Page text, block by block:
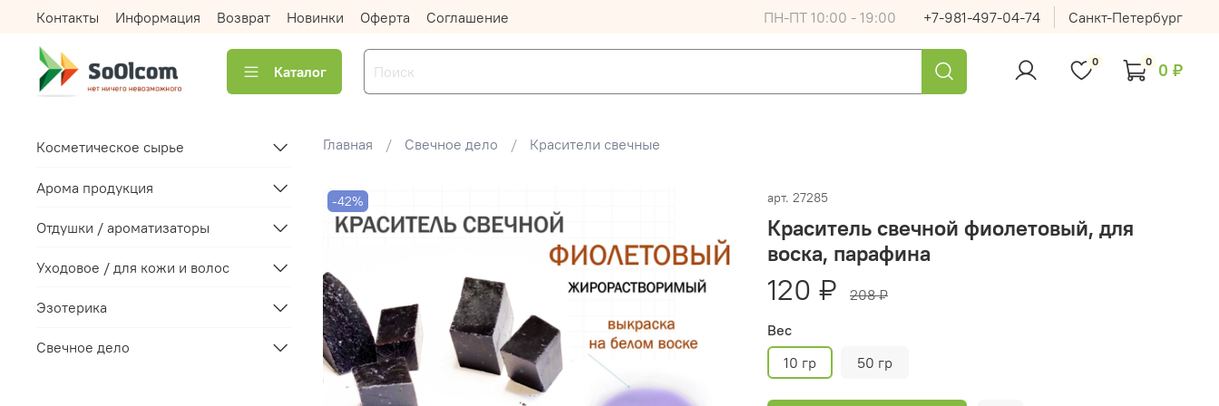
Контакты Информация Возврат Новинки Оферта Соглашение ПН-ПТ 10:00 - 19:00 +7-981-497-04-74 Санкт-Петербург
Каталог
0 0 0 ₽
Главная Свечное дело Красители свечные
-42% арт. 27285
Краситель свечной фиолетовый, для
воска, парафина
120 ₽
208 ₽
Вес
10 гр
50 гр
Косметическое сырье
Арома продукция
Отдушки / ароматизаторы
Уходовое / для кожи и волос
Эзотерика
Свечное дело